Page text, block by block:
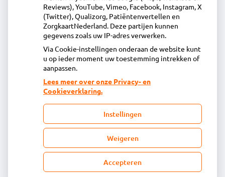
0226313918
info@apotheeklangedijk.nl
Inschrijven
Centrale administratie
Heeft u vragen of opmerkingen over uw
toegestuurde rekening van de apotheek?
declaratie@acdaphagroep.nl
Reviews), YouTube, Vimeo, Facebook, Instagram, X
(Twitter), Qualizorg, Patiëntenvertellen en
ZorgkaartNederland. Deze partijen kunnen
gegevens zoals uw IP-adres verwerken.
Via Cookie-instellingen onderaan de website kunt
u op ieder moment uw toestemming intrekken of
aanpassen.
Lees meer over onze Privacy- en
Cookieverklaring.
Instellingen
Weigeren
Accepteren